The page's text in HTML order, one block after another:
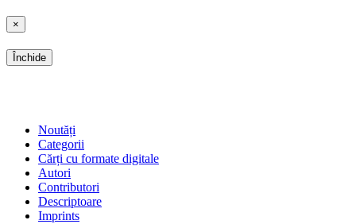
×
Închide
Noutăți
Categorii
Cărți cu formate digitale
Autori
Contributori
Descriptoare
Imprints